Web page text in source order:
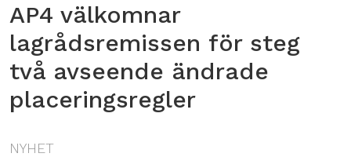
AP4 välkomnar
lagrådsremissen för steg
två avseende ändrade
placeringsregler
NYHET